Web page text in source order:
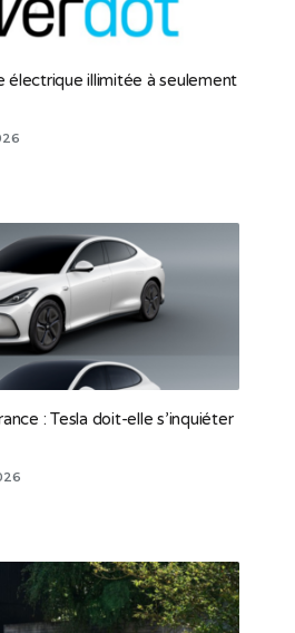
électrique illimitée à seulement
: Tesla doit-elle s’inquiéter